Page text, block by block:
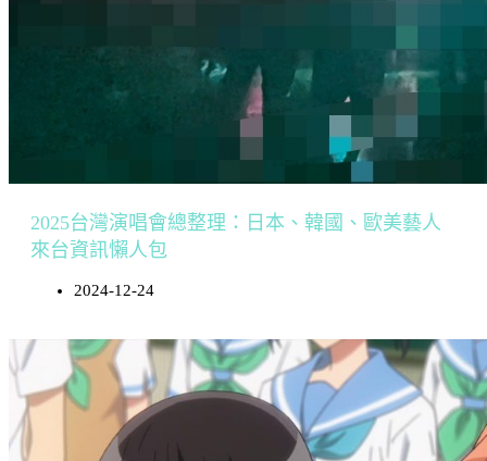
2025台灣演唱會總整理：日本、韓國、歐美藝人
來台資訊懶人包
2024-12-24